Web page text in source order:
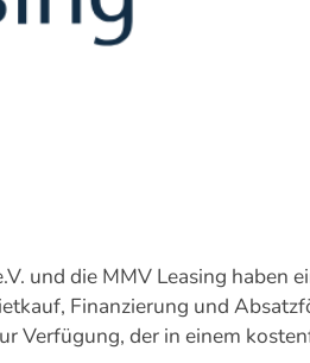
und die MMV Leasing haben
Finanzierung und
Verfügung, der in einem